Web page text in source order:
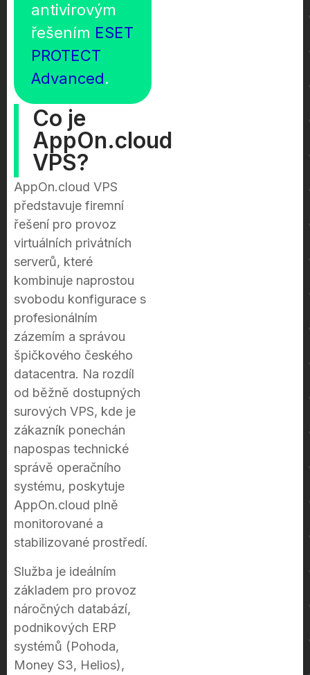
antivirovým
řešením ESET
PROTECT
Advanced.
Co je
AppOn.cloud
VPS?
AppOn.cloud VPS
představuje firemní
řešení pro provoz
virtuálních privátních
serverů, které
kombinuje naprostou
svobodu konfigurace s
profesionálním
zázemím a správou
špičkového českého
datacentra. Na rozdíl
od běžně dostupných
surových VPS, kde je
zákazník ponechán
napospas technické
správě operačního
systému, poskytuje
AppOn.cloud plně
monitorované a
stabilizované prostředí.
Služba je ideálním
základem pro provoz
náročných databází,
podnikových ERP
systémů (Pohoda,
Money S3, Helios),